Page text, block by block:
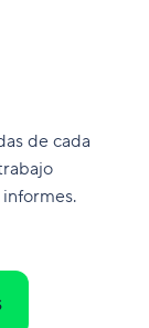
de cada